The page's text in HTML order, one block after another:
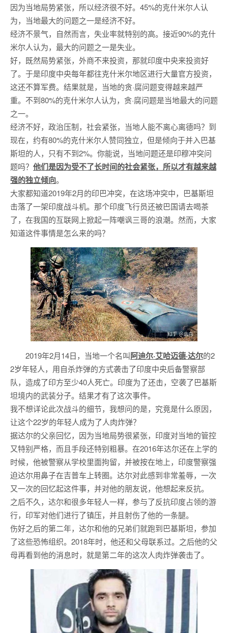
因为当地局势紧张，所以经济很不好。45%的克什米尔人认
为，当地最大的问题之一是经济不好。
经济不景气，自然而言，失业率就特别的高。接近90%的克什
米尔人认为，最大的问题之一是失业。
好，既然局势紧张，外商不来投资，那就印度中央来投资好
了。于是印度中央每年都往克什米尔地区进行大量官方投资，
这还不算军费。结果就是，当地的贪·腐问题变得越来越严
重。不到80%的克什米尔人认为，贪·腐问题是当地最大的问题
之一。
经济不好，政治压制，社会紧张，当地人能不离心离德吗？到
现在，约有80%的克什米尔人赞同独立，但是倾向于并入巴基
斯坦的人，只有不到2%。你能说，当地问题还是印穆冲突问
题吗？ 他们是因为受不了长时间的社会紧张，所以才有越来越
强的独立倾向。
大家都知道2019年2月的印巴冲突，在这场冲突中，巴基斯坦
击落了一架印度战斗机。那个印度飞行员还被巴国请去喝茶
了，在我国的互联网上掀起一阵嘲讽三哥的浪潮。然而，大家
知道这件事情是怎么来的吗？
2019年2月14日，当地一个名叫阿迪尔·艾哈迈德·达尔的2
2岁年轻人，用自杀炸弹的方式袭击了印度中央后备警察部
队，造成了印方至少40人死亡。印度为了还击，空袭了巴基斯
坦境内的武装分子。结果才有了这次事件。
我不想详论此次战斗的细节，我想问的是，究竟是什么原因，
让这个22岁的年轻人成为了人肉炸弹？
据达尔的父亲回忆，因为当地局势很紧张，印度对当地的管控
又特别严格，而且手段还特别粗暴。在2016年达尔还在上学的
时候，他被警察从学校里面拘留，并被按在地上，印度警察强
迫达尔用鼻子在吉普车上转圈。达尔对此感到非常羞辱，一次
又一次的回忆起这件事，并对他的朋友说，他想起来反抗。
之后不久，达尔和很多年轻人一样，参与了反抗印度占领的游
行，印军对他们进行了镇压，并且射伤了他的一条腿。
伤好之后的第二年，达尔和他的兄弟们就跑到巴基斯坦，参加
了这些恐怖组织。2018年时，他还和父母联系过。之后他的父
母再看到他的消息时，就是第二年的这次人肉炸弹袭击了。